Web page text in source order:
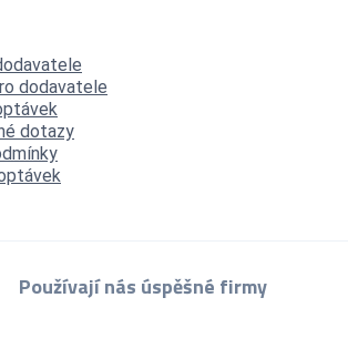
dodavatele
dotazy
Používají nás úspěšné firmy